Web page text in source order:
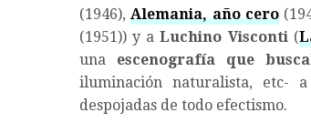
(1946),Alemania, año cero
(1951)) y aLuchino Visconti(
una escenografía que
iluminación naturalista, etc-
despojadas de todo efectismo.